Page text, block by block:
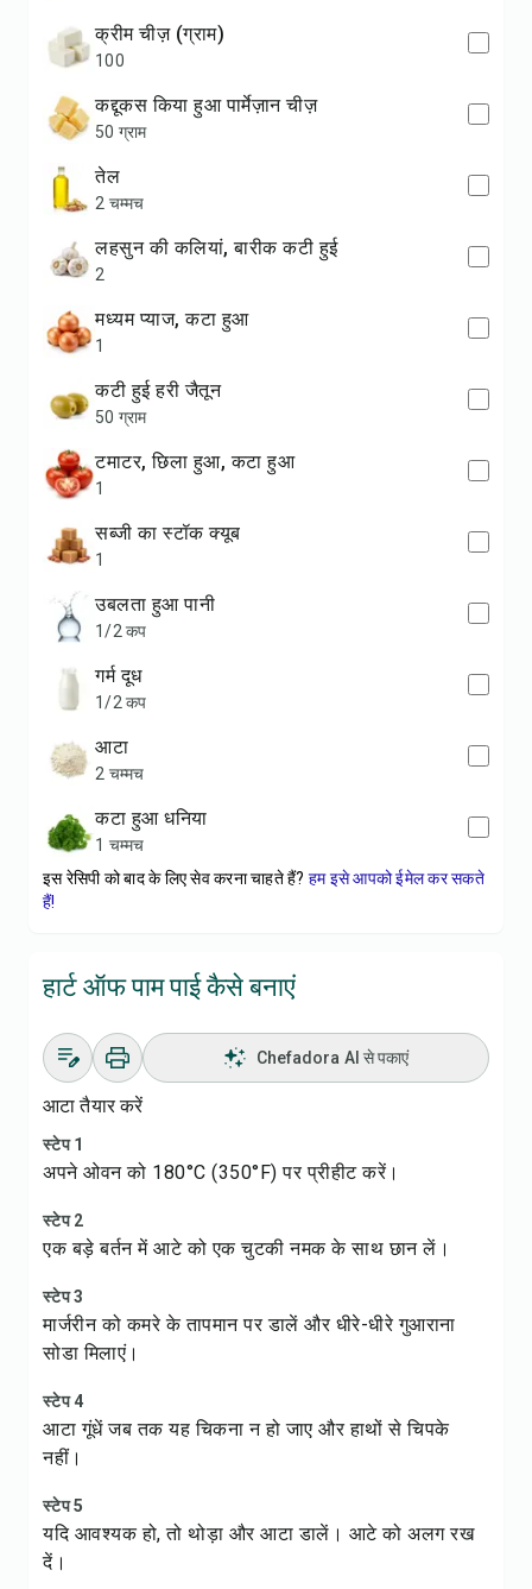
क्रीम चीज़ (ग्राम)
100
कद्दूकस किया हुआ पार्मेज़ान चीज़
50 ग्राम
तेल
2 चम्मच
लहसुन की कलियां, बारीक कटी हुई
2
मध्यम प्याज, कटा हुआ
1
कटी हुई हरी जैतून
50 ग्राम
टमाटर, छिला हुआ, कटा हुआ
1
सब्जी का स्टॉक क्यूब
1
उबलता हुआ पानी
1/2 कप
गर्म दूध
1/2 कप
आटा
2 चम्मच
कटा हुआ धनिया
1 चम्मच
इस रेसिपी को बाद के लिए सेव करना चाहते हैं? हम इसे आपको ईमेल कर सकते
हैं!
हार्ट ऑफ पाम पाई कैसे बनाएं
Chefadora AI से पकाएं
आटा तैयार करें
स्टेप 1
अपने ओवन को 180°C (350°F) पर प्रीहीट करें।
स्टेप 2
एक बड़े बर्तन में आटे को एक चुटकी नमक के साथ छान लें।
स्टेप 3
मार्जरीन को कमरे के तापमान पर डालें और धीरे-धीरे गुआराना
सोडा मिलाएं।
स्टेप 4
आटा गूंधें जब तक यह चिकना न हो जाए और हाथों से चिपके
नहीं।
स्टेप 5
यदि आवश्यक हो, तो थोड़ा और आटा डालें। आटे को अलग रख
दें।